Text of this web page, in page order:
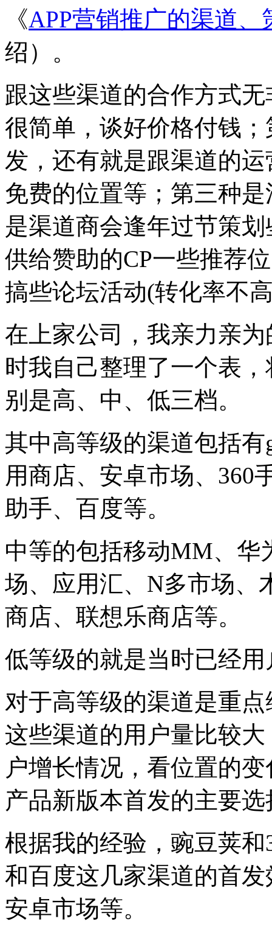
《APP营销推广的渠道
绍）。
跟这些渠道的合作方式
很简单，谈好价格付钱
发，还有就是跟渠道的
免费的位置等；第三种
是渠道商会逢年过节策
供给赞助的CP一些推荐
搞些论坛活动(转化率不
在上家公司，我亲力亲
时我自己整理了一个表
别是高、中、低三档。
其中高等级的渠道包括
用商店、安卓市场、360
助手、百度等。
中等的包括移动MM、华
场、应用汇、N多市场、
商店、联想乐商店等。
低等级的就是当时已经
对于高等级的渠道是重
这些渠道的用户量比较
户增长情况，看位置的
产品新版本首发的主要选
根据我的经验，豌豆荚
和百度这几家渠道的首
安卓市场等。